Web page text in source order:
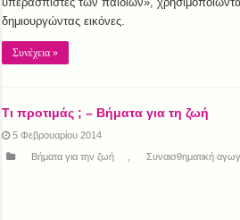
δημιουργώντας εικόνες.
Συνέχεια »
Τι προτιμάς ; – Βήματα για τη ζωή
5 Φεβρουαρίου 2014
Βήματα για την ζωή
Συναισθηματική